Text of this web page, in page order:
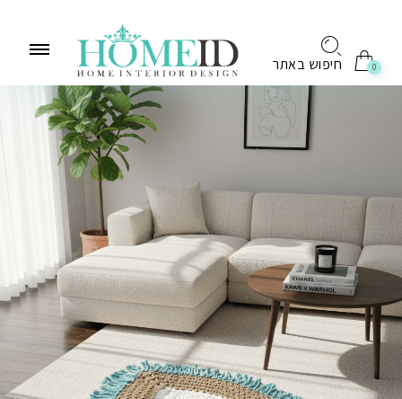
חיפוש באתר 0